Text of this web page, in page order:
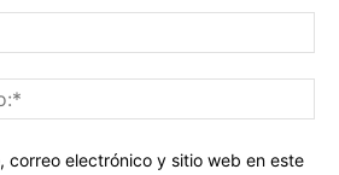
correo electrónico y sitio web en este